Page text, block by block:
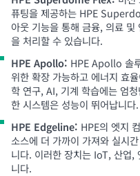
퓨팅을 제공하는 HPE
아웃 기능을 통해 금융, 의료
을 처리할 수 있습니다.
HPE Apollo: HPE Apollo 솔
위한 확장 가능하고 에너지 효
학 연구, AI, 기계 학습에는 엄
한 시스템은 성능이 뛰어납니다.
HPE Edgeline: HPE의 엣지
소스에 더 가까이 가져와 실시
니다. 이러한 장치는 IoT, 산업,
니다.